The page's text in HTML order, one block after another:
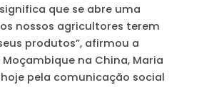
que se abre uma
nossos agricultores terem
produtos”, afirmou a
na China, Maria
pela comunicação social